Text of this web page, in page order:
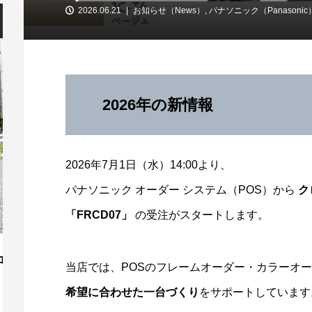
2026.06.21 お知らせ（News） ,パナソニック（Panasonic
2026年の新情報
2026年7月1日（水）14:00より、
パナソニック オーダー システム（POS）から ク
「FRCD07」 の受注がスタートします。
当店では、POSのフレームオーダー・カラーオ
希望に合わせた一台づくり をサポートしていま
365日好きな時間に挑戦できる「ウエキ
のサイクルチャレンジ」
2026.08.01
ト